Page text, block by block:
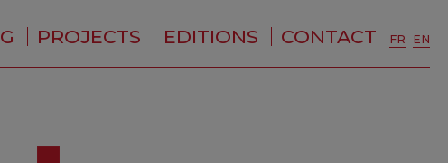
PROJECTS EDITIONS CONTACT FR EN